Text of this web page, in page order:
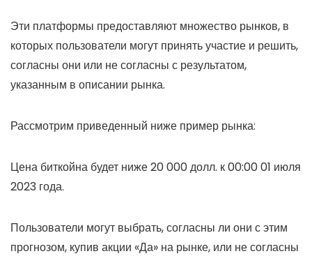
Эти платформы предоставляют множество рынков, в
которых пользователи могут принять участие и решить,
согласны они или не согласны с результатом,
указанным в описании рынка.
Рассмотрим приведенный ниже пример рынка:
Цена биткойна будет ниже 20 000 долл. к 00:00 01 июля
2023 года.
Пользователи могут выбрать, согласны ли они с этим
прогнозом, купив акции «Да» на рынке, или не согласны